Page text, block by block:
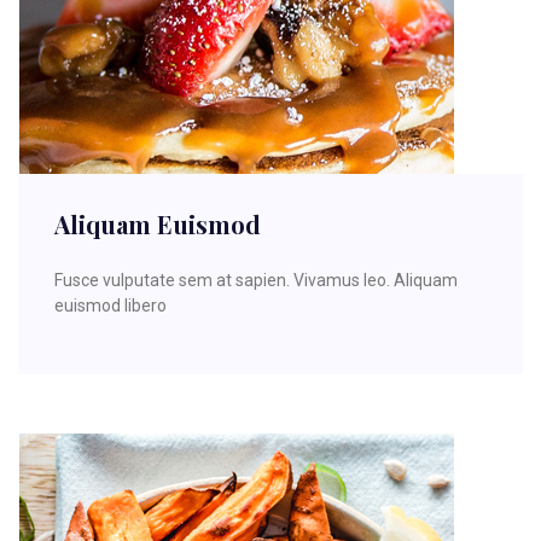
Aliquam Euismod
Fusce vulputate sem at sapien. Vivamus leo. Aliquam
euismod libero